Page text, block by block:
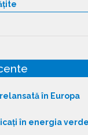
în Europa
în energia verde